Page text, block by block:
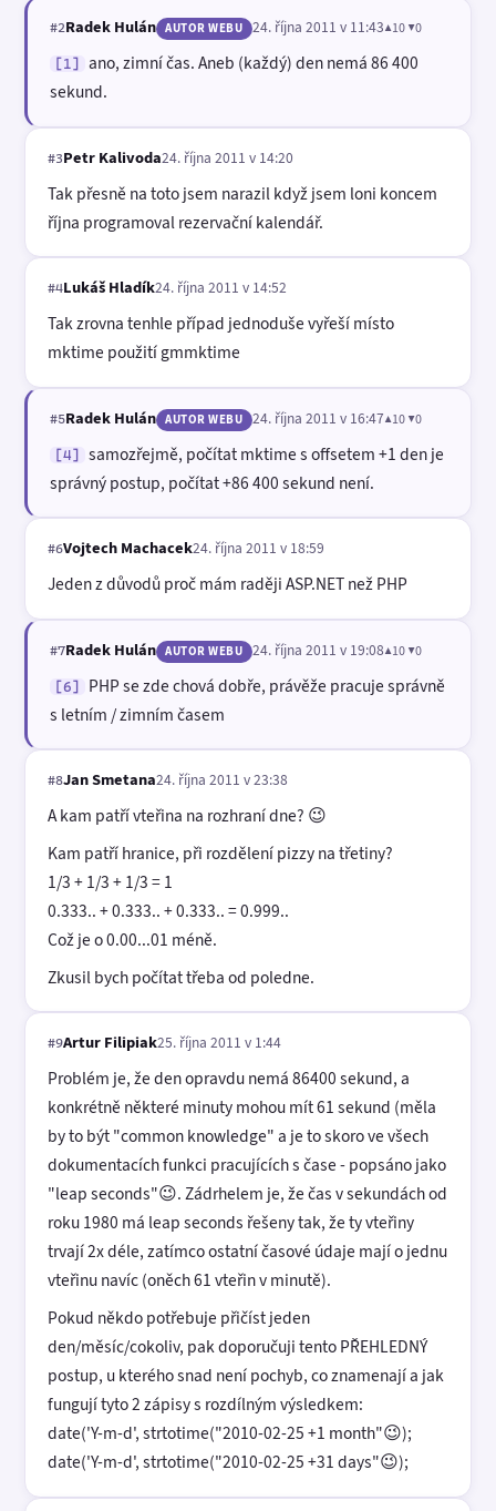
#2Radek Hulán AUTOR WEBU 24. října 2011 v 11:43▲10 ▼0
[1]
ano, zimní čas. Aneb (každý) den nemá 86 400
sekund.
#3Petr Kalivoda24. října 2011 v 14:20
Tak přesně na toto jsem narazil když jsem loni koncem
října programoval rezervační kalendář.
#4Lukáš Hladík24. října 2011 v 14:52
Tak zrovna tenhle případ jednoduše vyřeší místo
mktime použití gmmktime
#5Radek Hulán AUTOR WEBU 24. října 2011 v 16:47▲10 ▼0
[4]
samozřejmě, počítat mktime s offsetem +1 den je
správný postup, počítat +86 400 sekund není.
#6Vojtech Machacek24. října 2011 v 18:59
Jeden z důvodů proč mám raději ASP.NET než PHP
#7Radek Hulán AUTOR WEBU 24. října 2011 v 19:08▲10 ▼0
[6]
PHP se zde chová dobře, právěže pracuje správně
s letním / zimním časem
#8Jan Smetana24. října 2011 v 23:38
A kam patří vteřina na rozhraní dne? 😉
Kam patří hranice, při rozdělení pizzy na třetiny?
1/3 + 1/3 + 1/3 = 1
0.333.. + 0.333.. + 0.333.. = 0.999..
Což je o 0.00...01 méně.
Zkusil bych počítat třeba od poledne.
#9Artur Filipiak25. října 2011 v 1:44
Problém je, že den opravdu nemá 86400 sekund, a
konkrétně některé minuty mohou mít 61 sekund (měla
by to být "common knowledge" a je to skoro ve všech
dokumentacích funkci pracujících s čase - popsáno jako
"leap seconds"😉. Zádrhelem je, že čas v sekundách od
roku 1980 má leap seconds řešeny tak, že ty vteřiny
trvají 2x déle, zatímco ostatní časové údaje mají o jednu
vteřinu navíc (oněch 61 vteřin v minutě).
Pokud někdo potřebuje přičíst jeden
den/měsíc/cokoliv, pak doporučuji tento PŘEHLEDNÝ
postup, u kterého snad není pochyb, co znamenají a jak
fungují tyto 2 zápisy s rozdílným výsledkem:
date('Y-m-d', strtotime("2010-02-25 +1 month"😉);
date('Y-m-d', strtotime("2010-02-25 +31 days"😉);